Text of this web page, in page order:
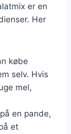
er en
Her
købe
selv. Hvis
mel,
en pande,
et